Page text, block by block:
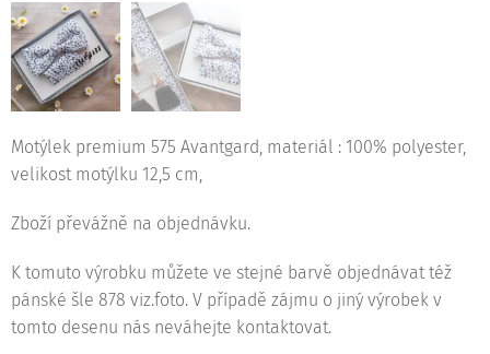
Motýlek premium 575 Avantgard, materiál : 100% polyester,
velikost motýlku 12,5 cm,
Zboží převážně na objednávku.
K tomuto výrobku můžete ve stejné barvě objednávat též
pánské šle 878 viz.foto. V případě zájmu o jiný výrobek v
tomto desenu nás neváhejte kontaktovat.